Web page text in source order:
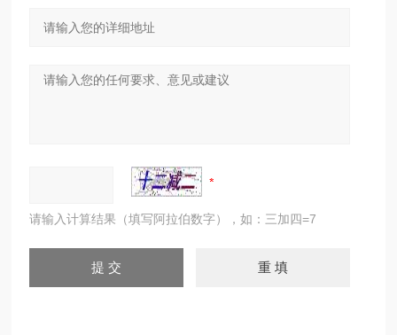
请输入计算结果（填写阿拉伯数字），如：三加四=7